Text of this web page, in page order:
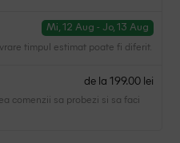
Mi, 12 Aug - Jo, 13 Aug
timpul estimat poate fi diferit.
de la 199.00 lei
comenzii sa probezi si sa faci